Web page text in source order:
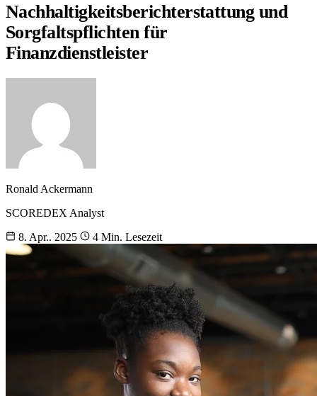
Nachhaltigkeitsberichterstattung und
Sorgfaltspflichten für
Finanzdienstleister
Ronald Ackermann
SCOREDEX Analyst
8. Apr.. 2025
4 Min. Lesezeit